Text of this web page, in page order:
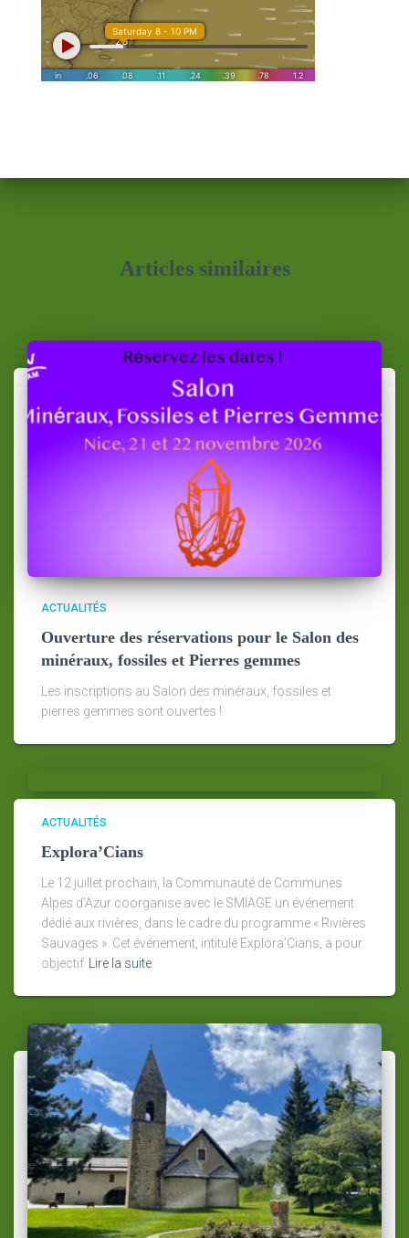
Articles similaires
ACTUALITÉS
Ouverture des réservations pour le Salon des
minéraux, fossiles et Pierres gemmes
Les inscriptions au Salon des minéraux, fossiles et
pierres gemmes sont ouvertes !
ACTUALITÉS
Explora’Cians
Le 12 juillet prochain, la Communauté de Communes
Alpes d’Azur coorganise avec le SMIAGE un événement
dédié aux rivières, dans le cadre du programme « Rivières
Sauvages ». Cet événement, intitulé Explora’Cians, a pour
objectif
Lire la suite